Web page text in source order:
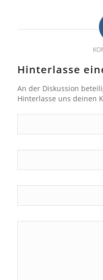
Hinterlasse
An der Diskussion
Hinterlasse uns deinen